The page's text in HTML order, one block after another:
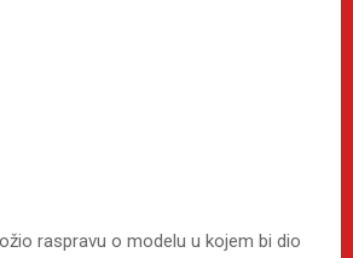
raspravu o modelu u kojem bi dio